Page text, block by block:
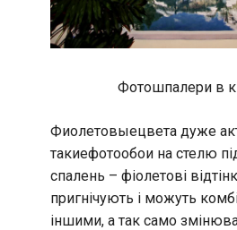
Фотошпалери в
Фиолетовыецвета дуже
такиефотообои на стелю
спалень – фіолетові
пригнічують і можуть
іншими, а так само